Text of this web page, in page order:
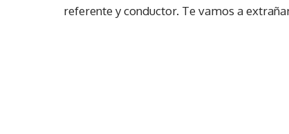
referente y conductor. Te vamos a